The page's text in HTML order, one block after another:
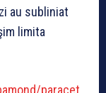
au subliniat
limita
paracet